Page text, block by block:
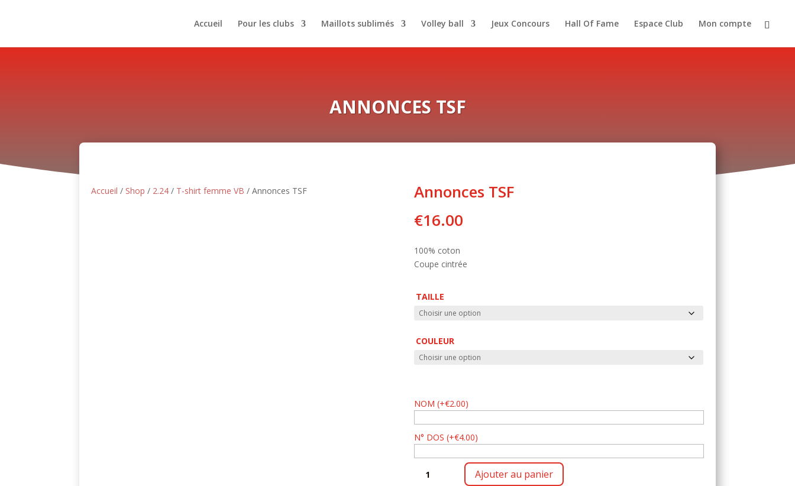
Accueil Pour les clubs Maillots sublimés Volley ball Jeux Concours Hall Of Fame Espace Club Mon compte
ANNONCES TSF
Accueil / Shop / 2.24 / T-shirt femme VB / Annonces TSF
Annonces TSF
€16.00
100% coton
Coupe cintrée
TAILLE
COULEUR
NOM(+€2.00)
N° DOS(+€4.00)
Ajouter au panier